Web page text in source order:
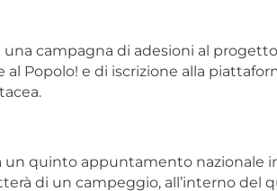
campagna di adesioni al
Popolo! e di iscrizione alla
un quinto appuntamento nazionale
di un campeggio, all’interno del